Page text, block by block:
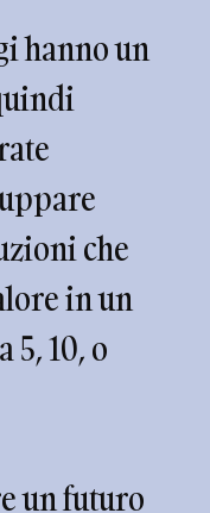
hanno un
che
in un
10, o
un futuro